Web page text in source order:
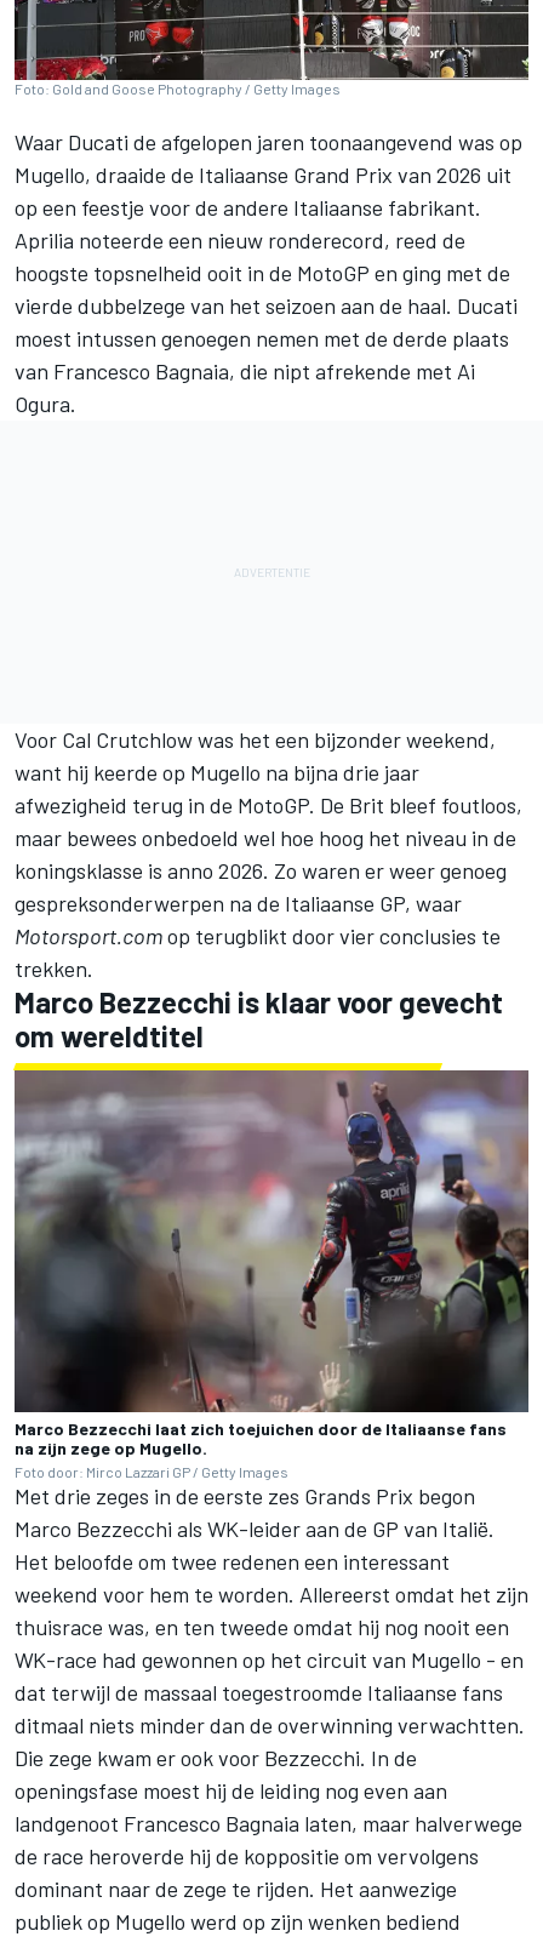
Foto: Gold and Goose Photography / Getty Images
Waar Ducati de afgelopen jaren toonaangevend was op
Mugello, draaide de Italiaanse Grand Prix van 2026 uit
op een feestje voor de andere Italiaanse fabrikant.
Aprilia noteerde een nieuw ronderecord, reed de
hoogste topsnelheid ooit in de MotoGP en ging met de
vierde dubbelzege van het seizoen aan de haal. Ducati
moest intussen genoegen nemen met de derde plaats
van Francesco Bagnaia, die nipt afrekende met Ai
Ogura.
Voor Cal Crutchlowwas het een bijzonder weekend,
want hij keerde op Mugello na bijna drie jaar
afwezigheid terug in de MotoGP. De Brit bleef foutloos,
maar bewees onbedoeld wel hoe hoog het niveau in de
koningsklasse is anno 2026. Zo waren er weer genoeg
gespreksonderwerpen na de Italiaanse GP, waar
Motorsport.comop terugblikt door vier conclusies te
trekken.
Marco Bezzecchi is klaar voor gevecht
om wereldtitel
Marco Bezzecchi laat zich toejuichen door de Italiaanse fans
na zijn zege op Mugello.
Foto door: Mirco Lazzari GP / Getty Images
Met drie zeges in de eerste zes Grands Prix begon
Marco Bezzecchi als WK-leider aan de GP van Italië.
Het beloofde om twee redenen een interessant
weekend voor hem te worden. Allereerst omdat het zijn
thuisrace was, en ten tweede omdat hij nog nooit een
WK-race had gewonnen op het circuit van Mugello - en
dat terwijl de massaal toegestroomde Italiaanse fans
ditmaal niets minder dan de overwinning verwachtten.
Die zege kwam er ook voor Bezzecchi. In de
openingsfase moest hij de leiding nog even aan
landgenoot Francesco Bagnaia laten, maar halverwege
de race heroverde hij de koppositie om vervolgens
dominant naar de zege te rijden. Het aanwezige
publiek op Mugello werd op zijn wenken bediend